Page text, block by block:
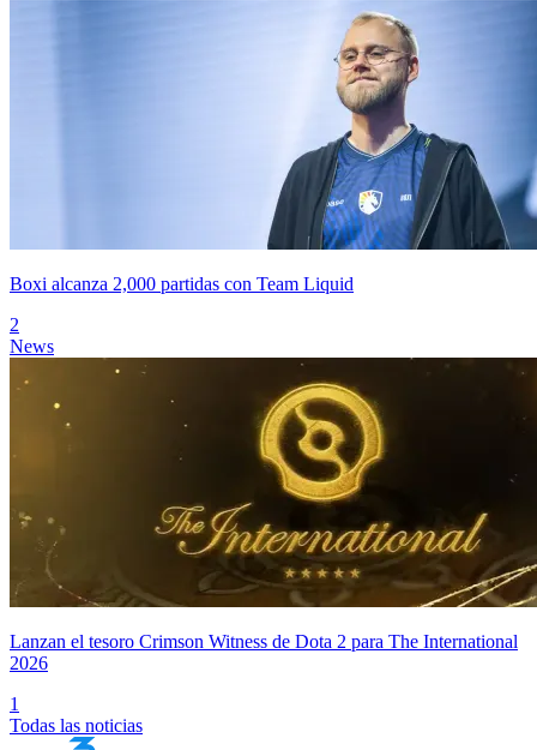
Boxi alcanza 2,000 partidas con Team Liquid
2
News
Lanzan el tesoro Crimson Witness de Dota 2 para The International
2026
1
Todas las noticias